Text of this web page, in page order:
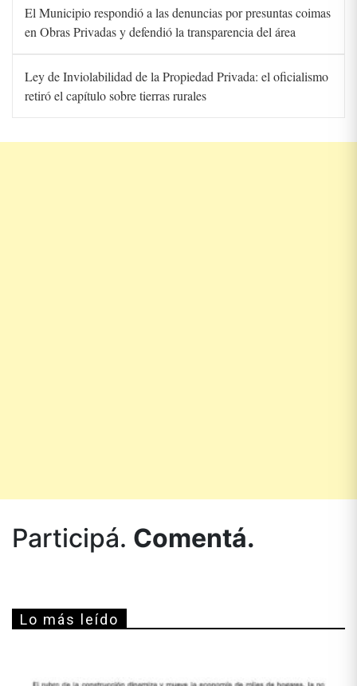
El Municipio respondió a las denuncias por presuntas coimas
en Obras Privadas y defendió la transparencia del área
Ley de Inviolabilidad de la Propiedad Privada: el oficialismo
retiró el capítulo sobre tierras rurales
Participá. Comentá.
Lo más leído